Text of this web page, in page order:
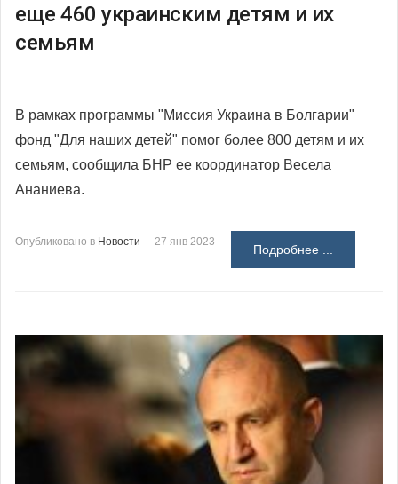
еще 460 украинским детям и их
семьям
В рамках программы "Миссия Украина в Болгарии"
фонд "Для наших детей" помог более 800 детям и их
семьям, сообщила БНР ее координатор Весела
Ананиева.
Опубликовано в Новости 27 янв 2023
Подробнее ...